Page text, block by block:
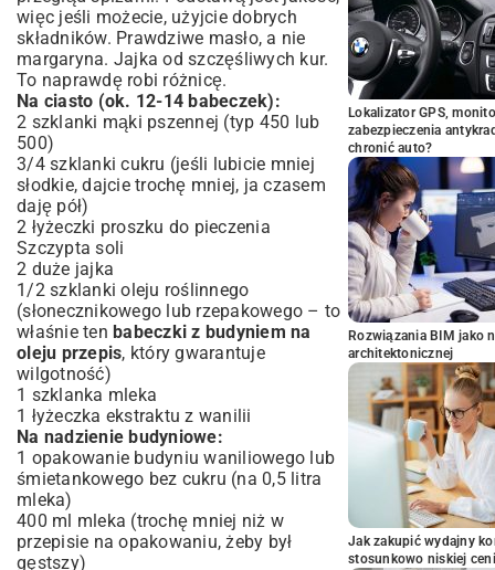
więc jeśli możecie, użyjcie dobrych
składników. Prawdziwe masło, a nie
margaryna. Jajka od szczęśliwych kur.
To naprawdę robi różnicę.
Na ciasto (ok. 12-14 babeczek):
2 szklanki mąki pszennej (typ 450 lub
500)
3/4 szklanki cukru (jeśli lubicie mniej
słodkie, dajcie trochę mniej, ja czasem
daję pół)
2 łyżeczki proszku do pieczenia
Szczypta soli
2 duże jajka
1/2 szklanki oleju roślinnego
(słonecznikowego lub rzepakowego – to
właśnie ten babeczki z budyniem na
oleju przepis, który gwarantuje
wilgotność)
1 szklanka mleka
1 łyżeczka ekstraktu z wanilii
Na nadzienie budyniowe:
1 opakowanie budyniu waniliowego lub
śmietankowego bez cukru (na 0,5 litra
mleka)
400 ml mleka (trochę mniej niż w
przepisie na opakowaniu, żeby był
gęstszy)
Lokalizator GPS,
zabezpieczenia
chronić auto?
Rozwiązania BIM jako
architektonicznej
Jak zakupić wydajny
stosunkowo niskiej